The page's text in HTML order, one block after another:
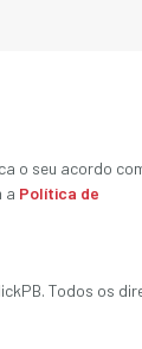
o seu acordo
a Política de
Todos os